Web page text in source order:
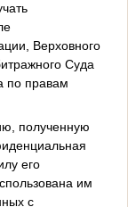
Верховного
Суда
по правам
полученную
его
им
с